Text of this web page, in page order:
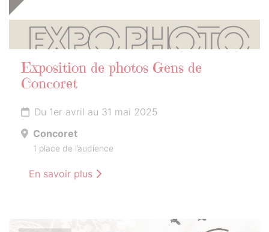
Exposition de photos Gens de
Concoret
Du 1er avril au 31 mai 2025
Concoret
1 place de l’audience
En savoir plus